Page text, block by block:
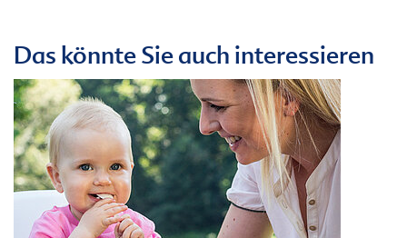
Das könnte Sie auch interessieren